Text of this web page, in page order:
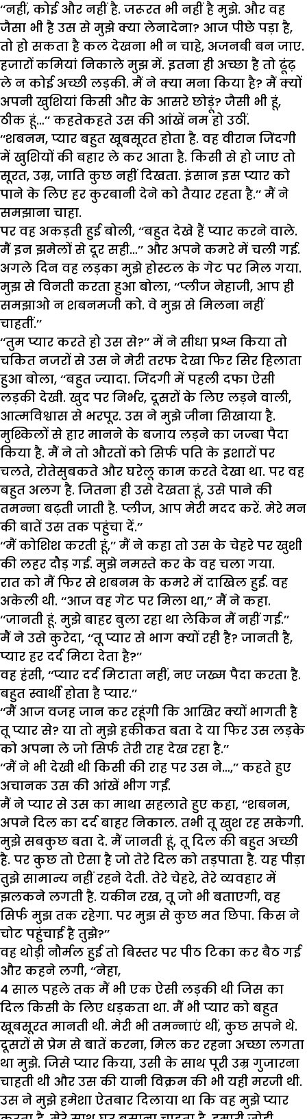
‘‘नहीं, कोई और नहीं है. जरूरत भी नहीं है मुझे. और वह
जैसा भी है उस से मुझे क्या लेनादेना? आज पीछे पड़ा है,
तो हो सकता है कल देखना भी न चाहे, अजनबी बन जाए.
हजारों कमियां निकाले मुझ में. इतना ही अच्छा है तो ढूंढ़
ले न कोई अच्छी लड़की. मैं ने क्या मना किया है? मैं क्यों
अपनी खुशियां किसी और के आसरे छोड़ूं? जैसी भी हूं,
ठीक हूं…’’ कहतेकहते उस की आंखें नम हो उठीं.
‘‘शबनम, प्यार बहुत खूबसूरत होता है. वह वीरान जिंदगी
में खुशियों की बहार ले कर आता है. किसी से हो जाए तो
सूरत, उम्र, जाति कुछ नहीं दिखता. इंसान इस प्यार को
पाने के लिए हर कुरबानी देने को तैयार रहता है.’’ मैं ने
समझाना चाहा.
पर वह अकड़ती हुई बोली, ‘‘बहुत देखे हैं प्यार करने वाले.
मैं इन झमेलों से दूर सही…’’ और अपने कमरे में चली गई.
अगले दिन वह लड़का मुझे होस्टल के गेट पर मिल गया.
मुझ से विनती करता हुआ बोला, ‘‘प्लीज नेहाजी, आप ही
समझाओ न शबनमजी को. वे मुझ से मिलना नहीं
चाहतीं.’’
‘‘तुम प्यार करते हो उस से?’’ में ने सीधा प्रश्न किया तो
चकित नजरों से उस ने मेरी तरफ देखा फिर सिर हिलाता
हुआ बोला, ‘‘बहुत ज्यादा. जिंदगी में पहली दफा ऐसी
लड़की देखी. खुद पर निर्भर, दूसरों के लिए लड़ने वाली,
आत्मविश्वास से भरपूर. उस ने मुझे जीना सिखाया है.
मुश्किलों से हार मानने के बजाय लड़ने का जज्बा पैदा
किया है. मैं ने तो औरतों को सिर्फ पति के इशारों पर
चलते, रोतेसुबकते और घरेलू काम करते देखा था. पर वह
बहुत अलग है. जितना ही उसे देखता हूं, उसे पाने की
तमन्ना बढ़ती जाती है. प्लीज, आप मेरी मदद करें. मेरे मन
की बातें उस तक पहुंचा दें.’’
‘‘मैं कोशिश करती हूं,’’ मैं ने कहा तो उस के चेहरे पर खुशी
की लहर दौड़ गई. मुझे नमस्ते कर के वह चला गया.
रात को मैं फिर से शबनम के कमरे में दाखिल हुई. वह
अकेली थी. ‘‘आज वह गेट पर मिला था,’’ मैं ने कहा.
‘‘जानती हूं. मुझे बाहर बुला रहा था लेकिन मैं नहीं गई.’’
मैं ने उसे कुरेदा, ‘‘तू प्यार से भाग क्यों रही है? जानती है,
प्यार हर दर्द मिटा देता है?’’
वह हंसी, ‘‘प्यार दर्द मिटाता नहीं, नए जख्म पैदा करता है.
बहुत स्वार्थी होता है प्यार.’’
‘‘मैं आज वजह जान कर रहूंगी कि आखिर क्यों भागती है
तू प्यार से? या तो मुझे हकीकत बता दे या फिर उस लड़के
को अपना ले जो सिर्फ तेरी राह देख रहा है.’’
‘‘मैं ने भी देखी थी किसी की राह पर उस ने…,’’ कहते हुए
अचानक उस की आंखें भीग गईं.
मैं ने प्यार से उस का माथा सहलाते हुए कहा, ‘‘शबनम,
अपने दिल का दर्द बाहर निकाल. तभी तू खुश रह सकेगी.
मुझे सबकुछ बता दे. मैं जानती हूं, तू दिल की बहुत अच्छी
है. पर कुछ तो ऐसा है जो तेरे दिल को तड़पाता है. यह पीड़ा
तुझे सामान्य नहीं रहने देती. तेरे चेहरे, तेरे व्यवहार में
झलकने लगती है. यकीन रख, तू जो भी बताएगी, वह
सिर्फ मुझ तक रहेगा. पर मुझ से कुछ मत छिपा. किस ने
चोट पहुंचाई है तुझे?’’
वह थोड़ी नौर्मल हुई तो बिस्तर पर पीठ टिका कर बैठ गई
और कहने लगी, ‘‘नेहा,
4 साल पहले तक मैं भी एक ऐसी लड़की थी जिस का
दिल किसी के लिए धड़कता था. मैं भी प्यार को बहुत
खूबसूरत मानती थी. मेरी भी तमन्नाएं थीं, कुछ सपने थे.
दूसरों से प्रेम से बातें करना, मिल कर रहना अच्छा लगता
था मुझे. जिसे प्यार किया, उसी के साथ पूरी उम्र गुजारना
चाहती थी और उस की यानी विक्रम की भी यही मरजी थी.
उस ने मुझे हमेशा ऐतबार दिलाया था कि वह मुझे प्यार